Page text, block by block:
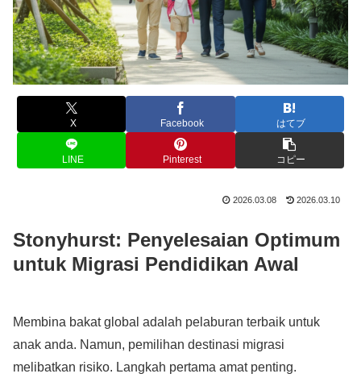
X Facebook はてブ
LINE Pinterest コピー
2026.03.08 2026.03.10
Stonyhurst: Penyelesaian Optimum
untuk Migrasi Pendidikan Awal
Membina bakat global adalah pelaburan terbaik untuk
anak anda. Namun, pemilihan destinasi migrasi
melibatkan risiko. Langkah pertama amat penting.